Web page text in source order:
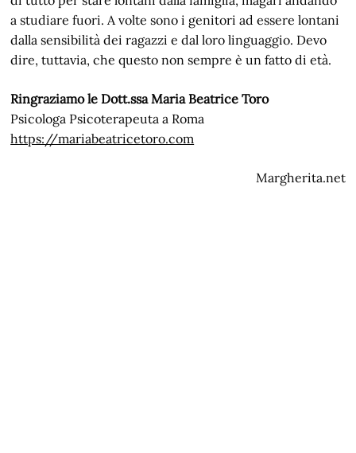
a studiare fuori. A volte sono i genitori ad essere lontani
dalla sensibilità dei ragazzi e dal loro linguaggio. Devo
dire, tuttavia, che questo non sempre è un fatto di età.
Ringraziamo le Dott.ssa Maria Beatrice Toro
Psicologa Psicoterapeuta a Roma
https://mariabeatricetoro.com
Margherita.net